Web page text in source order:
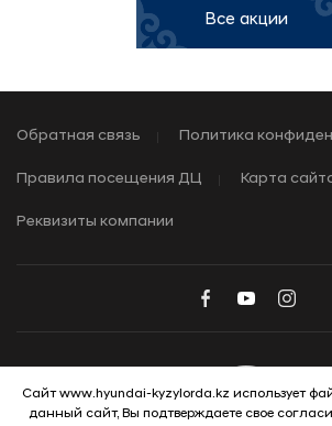
Все акции
Обратная связь Политика
Правила посещения ДЦ Карта
Реквизиты компании
Сайт www.hyundai-kyzylorda.kz использует
данный сайт, Вы подтверждаете свое